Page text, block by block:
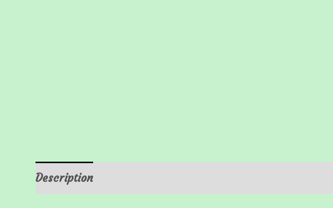
Description